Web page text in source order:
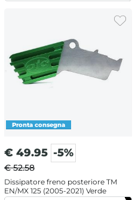
€ 49.95 -5%
€ 52.58
Dissipatore freno posteriore TM
EN/MX 125 (2005-2021) Verde